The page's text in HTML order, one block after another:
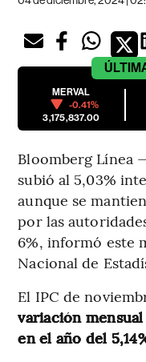
MERVAL
-0.41%
3,175,837.00
Bloomberg Línea
subió al 5,03%
aunque se
por las
6%, informó este
Nacional de
El IPC de
variación
en el año del